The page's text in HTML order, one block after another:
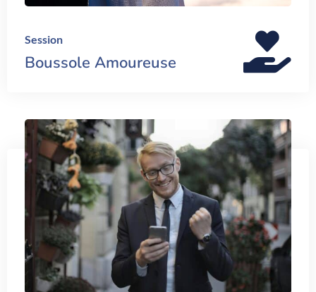
Session
Boussole Amoureuse